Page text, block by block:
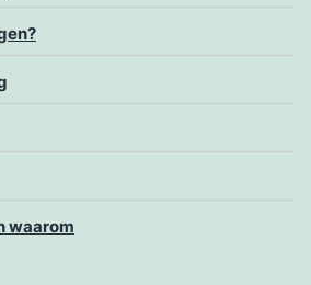
waarom